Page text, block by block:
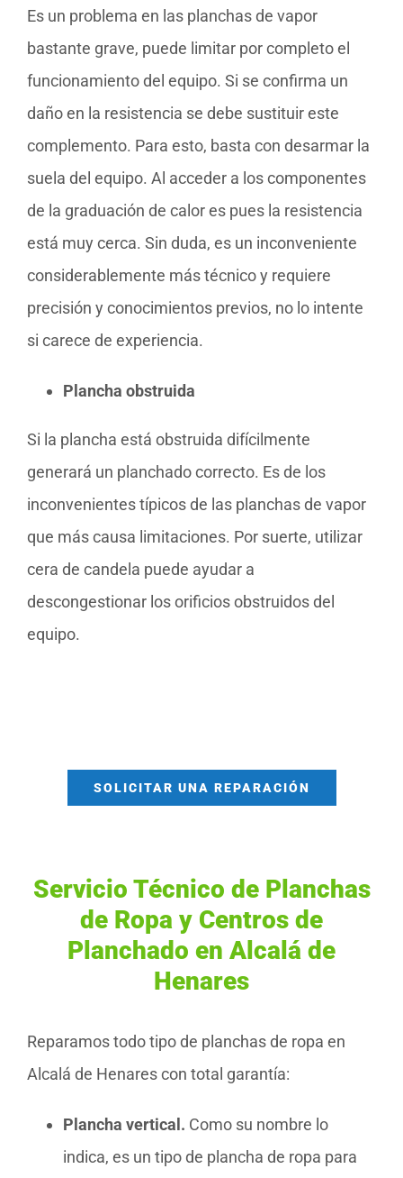
Es un problema en las planchas de vapor
bastante grave, puede limitar por completo el
funcionamiento del equipo. Si se confirma un
daño en la resistencia se debe sustituir este
complemento. Para esto, basta con desarmar la
suela del equipo. Al acceder a los componentes
de la graduación de calor es pues la resistencia
está muy cerca. Sin duda, es un inconveniente
considerablemente más técnico y requiere
precisión y conocimientos previos, no lo intente
si carece de experiencia.
Plancha obstruida
Si la plancha está obstruida difícilmente
generará un planchado correcto. Es de los
inconvenientes típicos de las planchas de vapor
que más causa limitaciones. Por suerte, utilizar
cera de candela puede ayudar a
descongestionar los orificios obstruidos del
equipo.
SOLICITAR UNA REPARACIÓN
Servicio Técnico de Planchas
de Ropa y Centros de
Planchado en Alcalá de
Henares
Reparamos todo tipo de planchas de ropa en
Alcalá de Henares con total garantía:
Plancha vertical. Como su nombre lo
indica, es un tipo de plancha de ropa para